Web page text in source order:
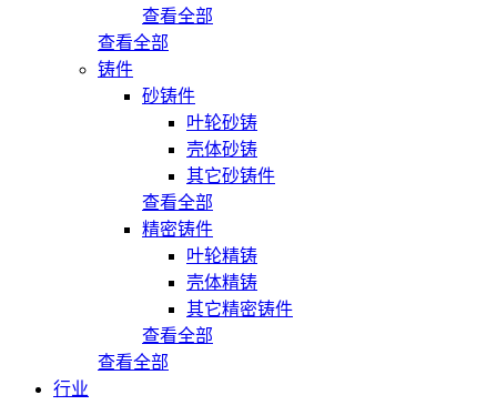
查看全部
查看全部
铸件
砂铸件
叶轮砂铸
壳体砂铸
其它砂铸件
查看全部
精密铸件
叶轮精铸
壳体精铸
其它精密铸件
查看全部
查看全部
行业